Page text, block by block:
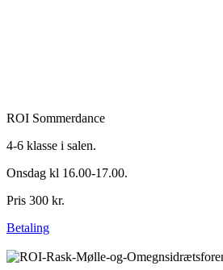
ROI Sommerdance
4-6 klasse i salen.
Onsdag kl 16.00-17.00.
Pris 300 kr.
Betaling